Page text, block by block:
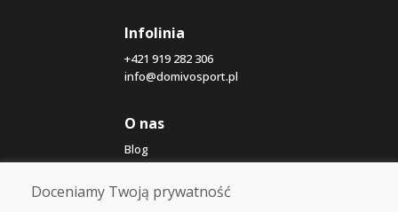
Infolinia
+421 919 282 306
info@domivosport.pl
O nas
Blog
O nas
Sklep
Kontakt
Doceniamy Twoją prywatność